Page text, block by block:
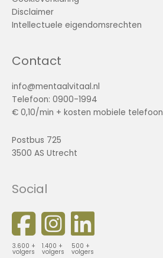
Disclaimer
Intellectuele eigendomsrechten
Contact
info@mentaalvitaal.nl
Telefoon: 0900-1994
€ 0,10/min + kosten mobiele telefoon
Postbus 725
3500 AS Utrecht
Social
3.600 +
volgers
1.400 +
volgers
500 +
volgers